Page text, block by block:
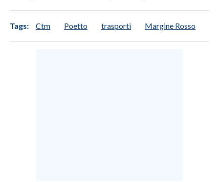
Tags: Ctm Poetto trasporti Margine Rosso